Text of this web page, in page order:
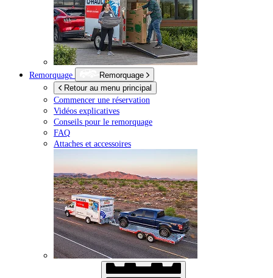
Remorquage
Remorquage
Retour au menu principal
Commencer une réservation
Vidéos explicatives
Conseils pour le remorquage
FAQ
Attaches et accessoires